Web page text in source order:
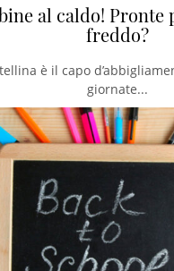
al caldo! Pronte
freddo?
è il capo
giornate...